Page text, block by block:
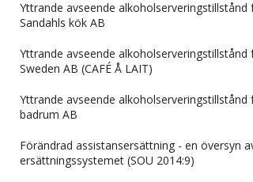
Yttrande avseende alkoholserveringstillstånd
Sandahls kök AB
Yttrande avseende alkoholserveringstillstånd
Sweden AB (CAFÉ Å LAIT)
Yttrande avseende alkoholserveringstillstånd
badrum AB
Förändrad assistansersättning - en översyn
ersättningssystemet (SOU 2014:9)